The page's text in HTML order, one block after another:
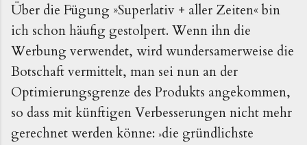
Über die Fügung »Superlativ + aller Zeiten«bin
ich schon häufig gestolpert. Wenn ihn die
Werbung verwendet, wird wundersamerweise die
Botschaft vermittelt, man sei nun an der
Optimierungsgrenze des Produkts angekommen,
so dass mit künftigen Verbesserungen nicht mehr
gerechnet werden könne: »die gründlichste